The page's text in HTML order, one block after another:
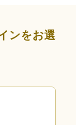
ンをお選